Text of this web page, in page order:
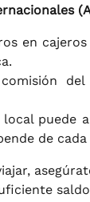
en
local puede
de cada